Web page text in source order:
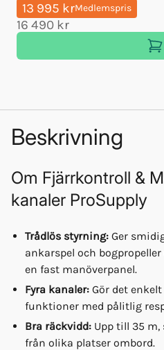
13 995 krMedlemspris
16 490 kr
Beskrivning
Om Fjärrkontroll &
kanaler ProSupply
Trådlös styrning: Ger
ankarspel och
en fast manöverpanel.
Fyra kanaler: Gör det
funktioner med pålitlig
Bra räckvidd: Upp till 35
från olika platser ombord.